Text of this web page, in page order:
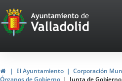
Portal
Web
del
Ayuntamiento
InicioEl Ayuntamiento
Corporación
Órganos de Gobierno
Junta de